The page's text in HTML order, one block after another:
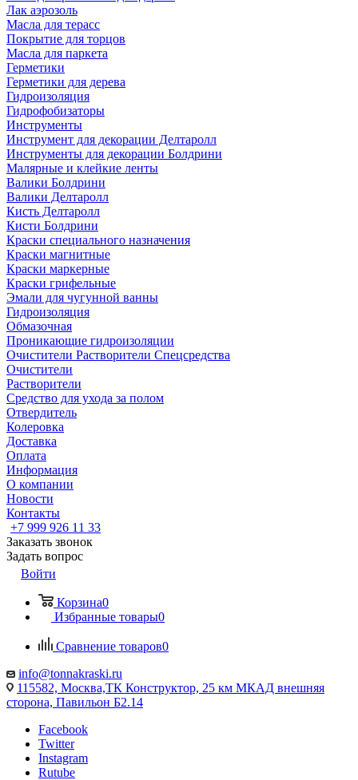
Лак аэрозоль
Масла для терасс
Покрытие для торцов
Масла для паркета
Герметики
Герметики для дерева
Гидроизоляция
Гидрофобизаторы
Инструменты
Инструмент для декорации Делтаролл
Инструменты для декорации Болдрини
Малярные и клейкие ленты
Валики Болдрини
Валики Делтаролл
Кисть Делтаролл
Кисти Болдрини
Краски специального назначения
Краски магнитные
Краски маркерные
Краски грифельные
Эмали для чугунной ванны
Гидроизоляция
Обмазочная
Проникающие гидроизоляции
Очистители Растворители Спецсредства
Очистители
Растворители
Средство для ухода за полом
Отвердитель
Колеровка
Доставка
Оплата
Информация
О компании
Новости
Контакты
+7 999 926 11 33
Заказать звонок
Задать вопрос
Войти
Корзина0
Избранные товары0
Сравнение товаров0
info@tonnakraski.ru
115582, Москва,ТК Конструктор, 25 км МКАД внешняя
сторона, Павильон Б2.14
Facebook
Twitter
Instagram
Rutube